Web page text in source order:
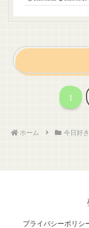
持ちの噂も！
1
ホーム 今日好き
プライバシーポリシ